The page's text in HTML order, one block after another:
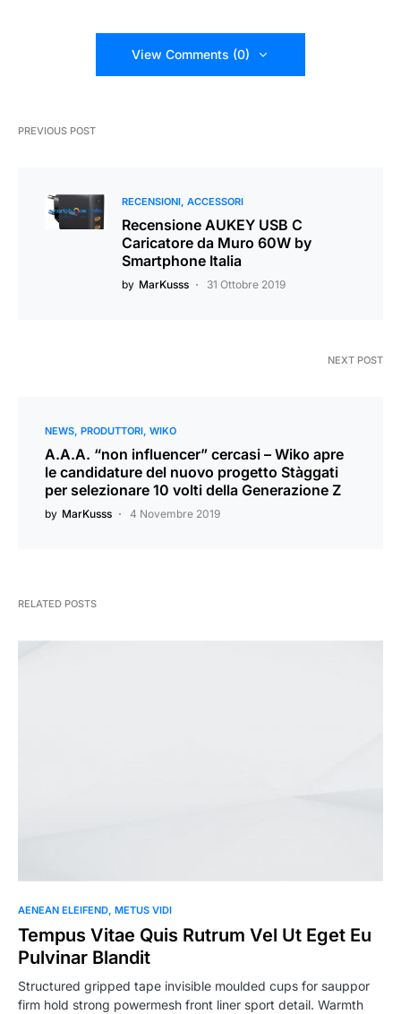
View Comments (0)
PREVIOUS POST
RECENSIONI ACCESSORI
Recensione AUKEY USB C
Caricatore da Muro 60W by
Smartphone Italia
by MarKusss 31 Ottobre 2019
NEXT POST
NEWS PRODUTTORI WIKO
A.A.A. “non influencer” cercasi – Wiko apre
le candidature del nuovo progetto Stàggati
per selezionare 10 volti della Generazione Z
by MarKusss 4 Novembre 2019
RELATED POSTS
AENEAN ELEIFEND METUS VIDI
Tempus Vitae Quis Rutrum Vel Ut Eget Eu
Pulvinar Blandit
Structured gripped tape invisible moulded cups for sauppor
firm hold strong powermesh front liner sport detail. Warmth